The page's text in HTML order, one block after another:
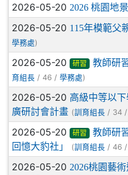
2026-05-20 2026 桃園地
2026-05-20 115年模範父
學務處)
2026-05-20 研習 教師研
育組長 / 46 / 學務處)
2026-05-20 高級中等以
廣研討會計畫 (訓育組長 / 34 /
2026-05-20 研習
教師研
回憶大豹社」
(訓育組長 / 46 /
2026-05-20 2026桃園藝